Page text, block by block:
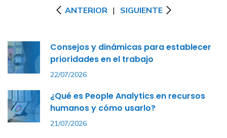
ANTERIOR | SIGUIENTE
Consejos y dinámicas para establecer
prioridades en el trabajo
22/07/2026
¿Qué es People Analytics en recursos
humanos y cómo usarlo?
21/07/2026